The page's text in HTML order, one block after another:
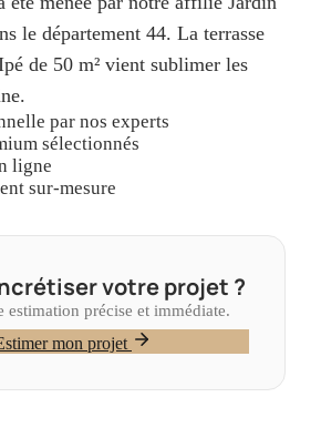
le département 44. La terrasse
de 50 m² vient sublimer les
par nos experts
sélectionnés
ligne
sur-mesure
votre projet ?
estimation précise et immédiate.
mon projet